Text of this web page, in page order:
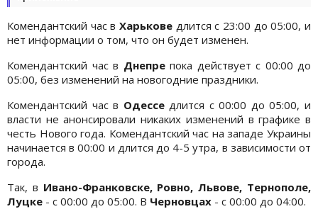
Комендантский час в Харькове длится с 23:00 до 05:00, и
нет информации о том, что он будет изменен.
Комендантский час в Днепре пока действует с 00:00 до
05:00, без изменений на новогодние праздники.
Комендантский час в Одессе длится с 00:00 до 05:00, и
власти не анонсировали никаких изменений в графике в
честь Нового года. Комендантский час на западе Украины
начинается в 00:00 и длится до 4-5 утра, в зависимости от
города.
Так, в Ивано-Франковске, Ровно, Львове, Тернополе,
Луцке - с 00:00 до 05:00. В Черновцах - с 00:00 до 04:00.